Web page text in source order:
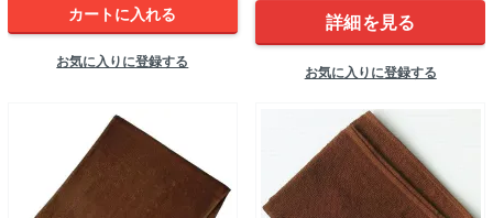
カートに入れる
お気に入りに登録する
詳細を見る
お気に入りに登録する